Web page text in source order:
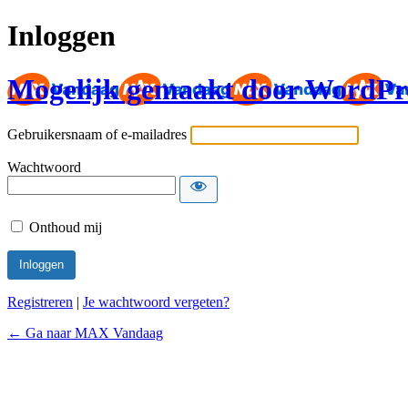
Inloggen
Mogelijk gemaakt door
Gebruikersnaam of e-mailadres
Wachtwoord
Onthoud mij
Registreren | Je wachtwoord vergeten?
← Ga naar MAX Vandaag